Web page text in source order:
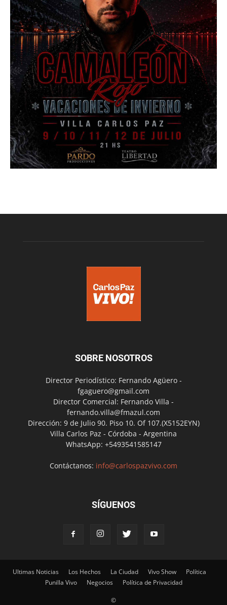
SOBRE NOSOTROS
Director Periodístico: Fernando Agüero -
fgaguero@gmail.com
Director Comercial: Fernando Villa -
fernando.villa@fmazul.com
Dirección: 9 de Julio 90. Piso 10. Of 107.(X5152EYN)
Villa Carlos Paz - Córdoba - Argentina
WhatsApp: +5493541585147
Contáctanos: info@carlospazvivo.com
SÍGUENOS
Ultimas Noticias Los Hechos La Ciudad Vivo Show
Política
Punilla Vivo
Negocios Política de Privacidad
©